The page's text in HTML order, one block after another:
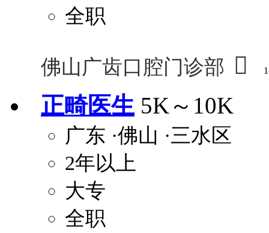
全职
佛山广齿口腔门诊部 
正畸医生 5K～10K
广东 ·佛山 ·三水区
2年以上
大专
全职